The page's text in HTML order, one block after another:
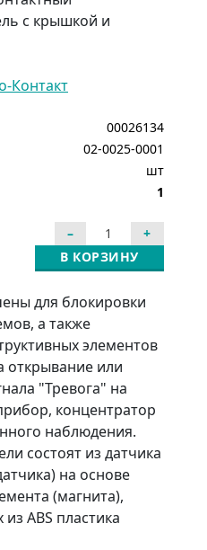
с крышкой и
Контакт
00026134
02-0025-0001
шт
1
В КОРЗИНУ
для блокировки
а также
элементов
открывание или
"Тревога" на
концентратор
наблюдения.
состоят из датчика
на основе
(магнита),
ABS пластика